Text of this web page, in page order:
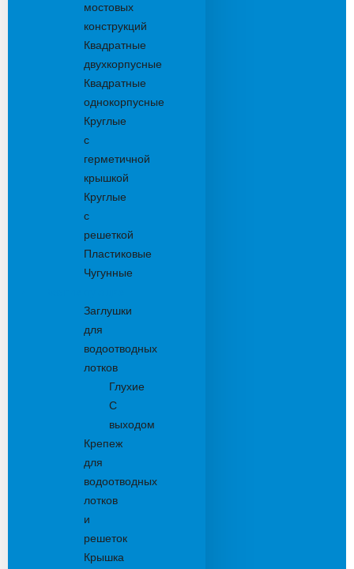
мостовых
конструкций
Квадратные
двухкорпусные
Квадратные
однокорпусные
Круглые
с
герметичной
крышкой
Круглые
с
решеткой
Пластиковые
Чугунные
Заглушки
для
водоотводных
лотков
Глухие
С
выходом
Крепеж
для
водоотводных
лотков
и
решеток
Крышка